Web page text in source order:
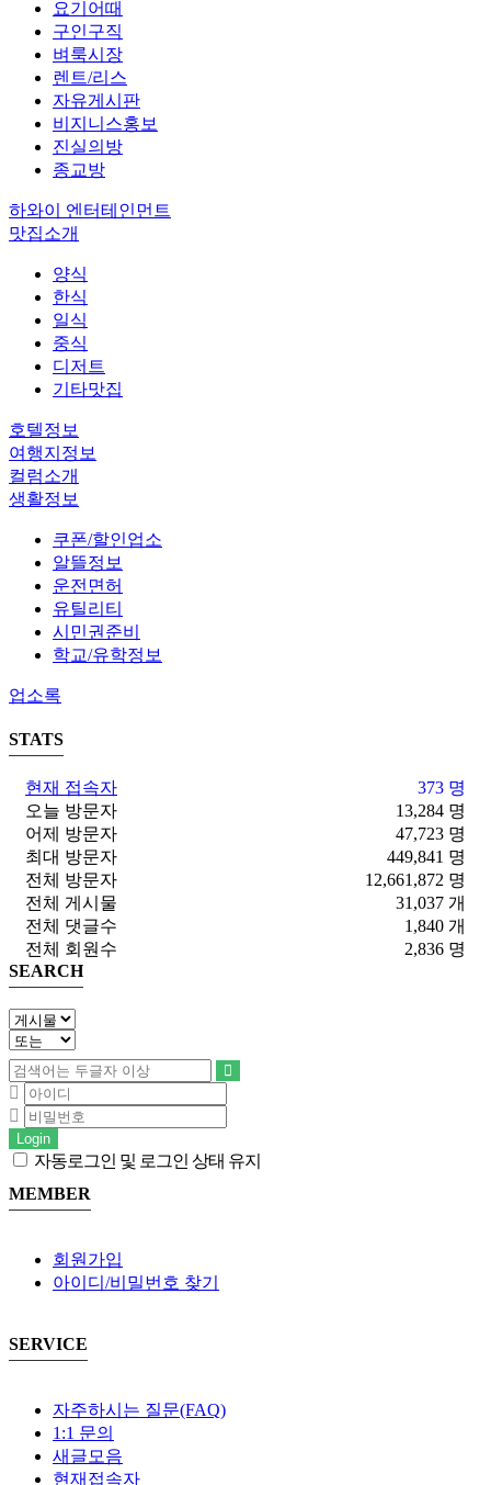
요기어때
구인구직
벼룩시장
렌트/리스
자유게시판
비지니스홍보
진실의방
종교방
하와이 엔터테인먼트
맛집소개
양식
한식
일식
중식
디저트
기타맛집
호텔정보
여행지정보
컬럼소개
생활정보
쿠폰/할인업소
알뜰정보
운전면허
유틸리티
시민권준비
학교/유학정보
업소록
STATS
373 명
현재 접속자
13,284 명
오늘 방문자
47,723 명
어제 방문자
449,841 명
최대 방문자
12,661,872 명
전체 방문자
31,037 개
전체 게시물
1,840 개
전체 댓글수
2,836 명
전체 회원수
SEARCH
Login
자동로그인 및 로그인 상태 유지
MEMBER
회원가입
아이디/비밀번호 찾기
SERVICE
자주하시는 질문(FAQ)
1:1 문의
새글모음
현재접속자